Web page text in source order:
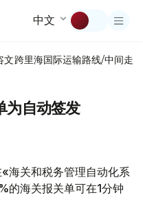
中文
文跨里海国际运输路线/中间走廊
为自动签发
海关和税务管理自动化系
的海关报关单可在1分钟